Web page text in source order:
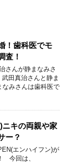
！歯科医でモ
査！
んが静まなみさ
田真治さんと静ま
なみさんは歯科医で
ニキの両親や家
ー？
エンハイフン)が
今回は、